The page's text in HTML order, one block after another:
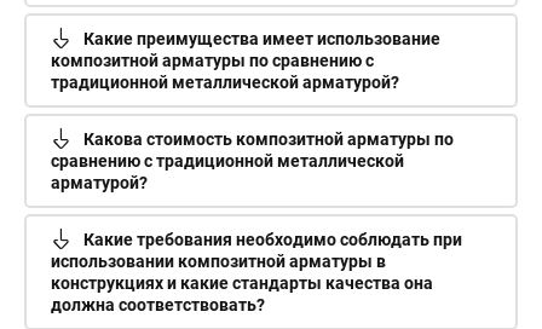
Какие преимущества имеет использование
композитной арматуры по сравнению с
традиционной металлической арматурой?
Какова стоимость композитной арматуры по
сравнению с традиционной металлической
арматурой?
Какие требования необходимо соблюдать при
использовании композитной арматуры в
конструкциях и какие стандарты качества она
должна соответствовать?